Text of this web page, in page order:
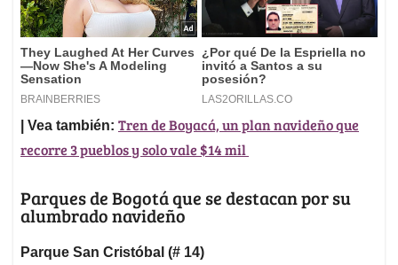
| Vea también: Tren de Boyacá, un plan navideño que
recorre 3 pueblos y solo vale $14 mil
Parques de Bogotá que se destacan por su
alumbrado navideño
Parque San Cristóbal (# 14)